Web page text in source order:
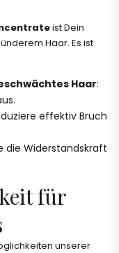
ist Dein
Haar. Es ist
Haar:
effektiv Bruch
die Widerstandskraft
für
unserer